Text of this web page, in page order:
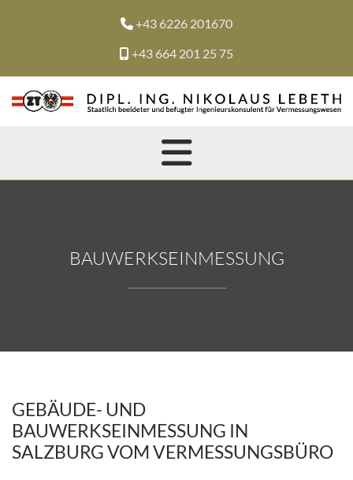
+43 6226 201670
+43 664 201 25 75
BAUWERKSEINMESSUNG
GEBÄUDE- UND
BAUWERKSEINMESSUNG IN
SALZBURG VOM VERMESSUNGSBÜRO